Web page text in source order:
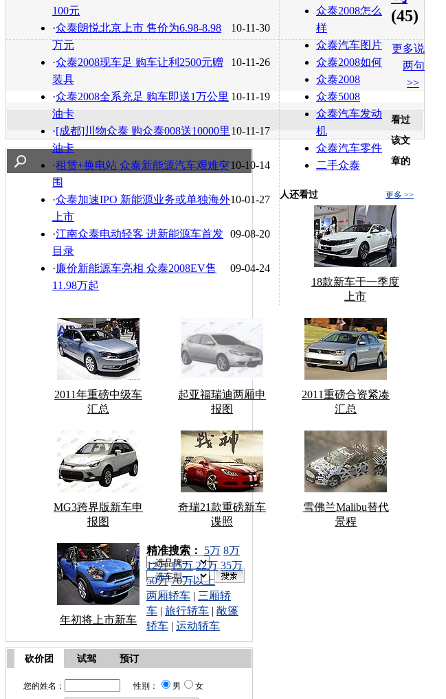
100元
10-11-30
·众泰朗悦北京上市 售价为6.98-8.98
万元
10-11-26
·众泰2008现车足 购车让利2500元赠
装具
10-11-19
·众泰2008全系充足 购车即送1万公里
油卡
10-11-17
·[成都]川物众泰 购众泰008送10000里
油卡
10-10-14
·租赁+换电站 众泰新能源汽车艰难突
围
10-01-27
·众泰加速IPO 新能源业务或单独海外
上市
09-08-20
·江南众泰电动轻客 进新能源车首发
目录
09-04-24
·廉价新能源车亮相 众泰2008EV售
11.98万起
众泰2008怎么
样
众泰汽车图片
众泰2008如何
众泰2008
众泰5008
众泰汽车发动
机
众泰汽车零件
二手众泰
(45)
更多说
两句
>>
更多 >>
看过
该文
章的
人还看过
18款新车于一季度
上市
2011年重磅中级车
汇总
起亚福瑞迪两厢申
报图
2011重磅合资紧凑
汇总
MG3跨界版新车申
报图
奇瑞21款重磅新车
谍照
雪佛兰Malibu替代
景程
年初将上市新车
车型搜索：
精准搜索： 5万 8万
12万 15万 22万 35万
50万 70万以上
两厢轿车 | 三厢轿
车 | 旅行轿车 | 敞篷
轿车 | 运动轿车
砍价团 试驾 预订
您的姓名： 性别： 男
女